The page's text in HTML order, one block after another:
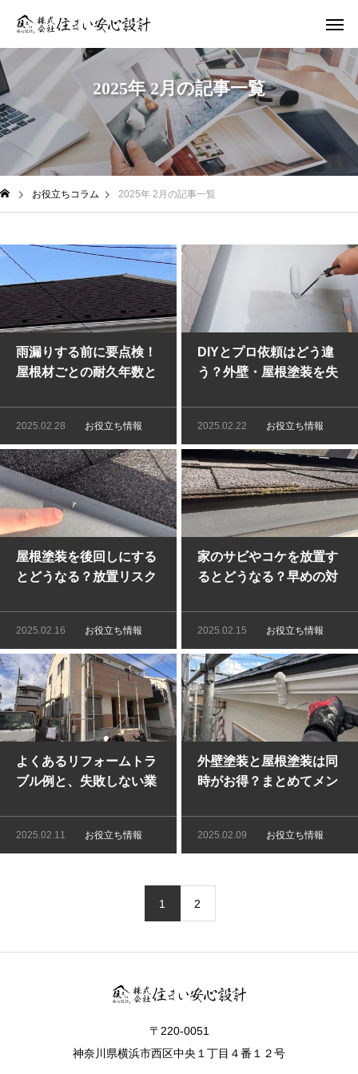
2025年 2月の記事一覧
お役立ちコラム 2025年 2月の記事一覧
雨漏りする前に要点検！
屋根材ごとの耐久年数と
2025.02.28 お役立ち情報
DIYとプロ依頼はどう違
う？外壁・屋根塗装を失
2025.02.22 お役立ち情報
屋根塗装を後回しにする
とどうなる？放置リスク
2025.02.16 お役立ち情報
家のサビやコケを放置す
るとどうなる？早めの対
2025.02.15 お役立ち情報
よくあるリフォームトラ
ブル例と、失敗しない業
2025.02.11 お役立ち情報
外壁塗装と屋根塗装は同
時がお得？まとめてメン
2025.02.09 お役立ち情報
1 2
〒220-0051
神奈川県横浜市西区中央１丁目４番１２号